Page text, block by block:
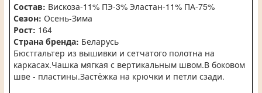
Состав: Вискоза-11% ПЭ-3% Эластан-11% ПА-75%
Сезон: Осень-Зима
Рост: 164
Страна бренда: Беларусь
Бюстгальтер из вышивки и сетчатого полотна на
каркасах.Чашка мягкая с вертикальным швом.В боковом
шве - пластины.Застёжка на крючки и петли сзади.